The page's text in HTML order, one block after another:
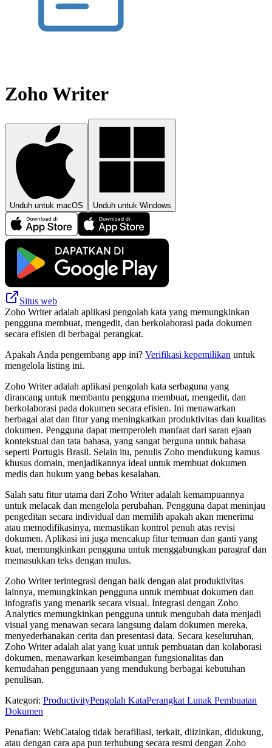
Zoho Writer
Unduh untuk macOS Unduh untuk Windows
Situs web
Zoho Writer adalah aplikasi pengolah kata yang memungkinkan
pengguna membuat, mengedit, dan berkolaborasi pada dokumen
secara efisien di berbagai perangkat.
Apakah Anda pengembang app ini? Verifikasi kepemilikan untuk
mengelola listing ini.
Zoho Writer adalah aplikasi pengolah kata serbaguna yang
dirancang untuk membantu pengguna membuat, mengedit, dan
berkolaborasi pada dokumen secara efisien. Ini menawarkan
berbagai alat dan fitur yang meningkatkan produktivitas dan kualitas
dokumen. Pengguna dapat memperoleh manfaat dari saran ejaan
kontekstual dan tata bahasa, yang sangat berguna untuk bahasa
seperti Portugis Brasil. Selain itu, penulis Zoho mendukung kamus
khusus domain, menjadikannya ideal untuk membuat dokumen
medis dan hukum yang bebas kesalahan.
Salah satu fitur utama dari Zoho Writer adalah kemampuannya
untuk melacak dan mengelola perubahan. Pengguna dapat meninjau
pengeditan secara individual dan memilih apakah akan menerima
atau memodifikasinya, memastikan kontrol penuh atas revisi
dokumen. Aplikasi ini juga mencakup fitur temuan dan ganti yang
kuat, memungkinkan pengguna untuk menggabungkan paragraf dan
memasukkan teks dengan mulus.
Zoho Writer terintegrasi dengan baik dengan alat produktivitas
lainnya, memungkinkan pengguna untuk membuat dokumen dan
infografis yang menarik secara visual. Integrasi dengan Zoho
Analytics memungkinkan pengguna untuk mengubah data menjadi
visual yang menawan secara langsung dalam dokumen mereka,
menyederhanakan cerita dan presentasi data. Secara keseluruhan,
Zoho Writer adalah alat yang kuat untuk pembuatan dan kolaborasi
dokumen, menawarkan keseimbangan fungsionalitas dan
kemudahan penggunaan yang mendukung berbagai kebutuhan
penulisan.
Kategori: ProductivityPengolah KataPerangkat Lunak Pembuatan
Dokumen
Penafian: WebCatalog tidak berafiliasi, terkait, diizinkan, didukung,
atau dengan cara apa pun terhubung secara resmi dengan Zoho